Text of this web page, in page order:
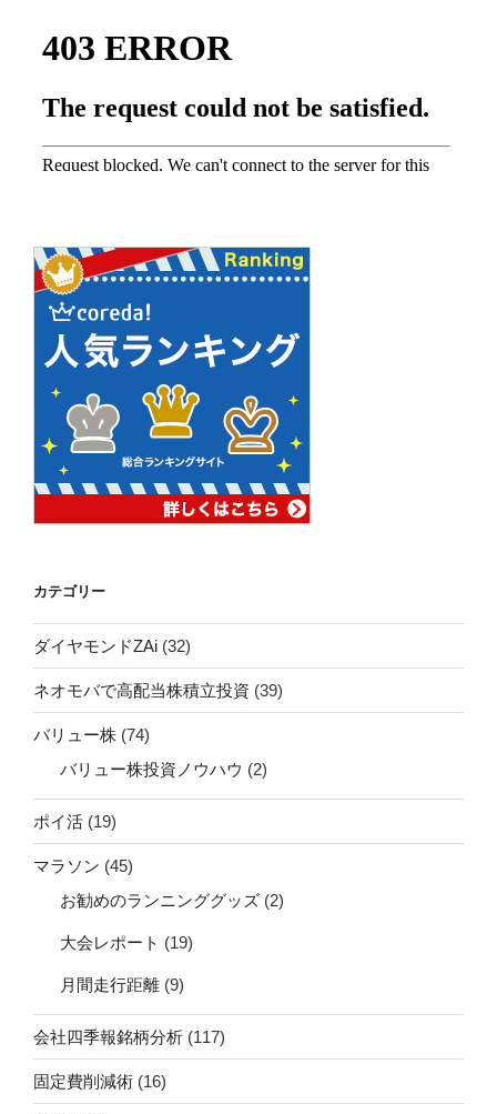
ン
カテゴリー
ダイヤモンドZAi (32)
ネオモバで高配当株積立投資 (39)
バリュー株 (74)
バリュー株投資ノウハウ (2)
ポイ活 (19)
マラソン (45)
お勧めのランニンググッズ (2)
大会レポート (19)
月間走行距離 (9)
会社四季報銘柄分析 (117)
固定費削減術 (16)